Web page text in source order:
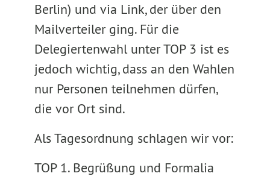
Berlin) und via Link, der über den
Mailverteiler ging. Für die
Delegiertenwahl unter TOP 3 ist es
jedoch wichtig, dass an den Wahlen
nur Personen teilnehmen dürfen,
die vor Ort sind.
Als Tagesordnung schlagen wir vor:
TOP 1. Begrüßung und Formalia